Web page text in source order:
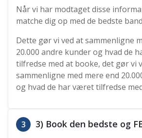
Når vi har modtaget disse
matche dig op med de bedste
Dette gør vi ved at sammenligne
20.000 andre kunder og hvad de
tilfredse med at booke, det gør vi
sammenligne med mere end
og hvad de har været tilfredse
3 3) Book den bedste og